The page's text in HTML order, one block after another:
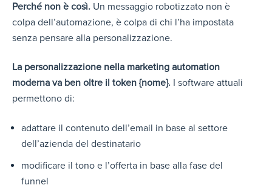
Perché non è così. Un messaggio robotizzato non è
colpa dell’automazione, è colpa di chi l’ha impostata
senza pensare alla personalizzazione.
La personalizzazione nella marketing automation
moderna va ben oltre il token {nome}. I software attuali
permettono di:
adattare il contenuto dell’email in base al settore
dell’azienda del destinatario
modificare il tono e l’offerta in base alla fase del
funnel